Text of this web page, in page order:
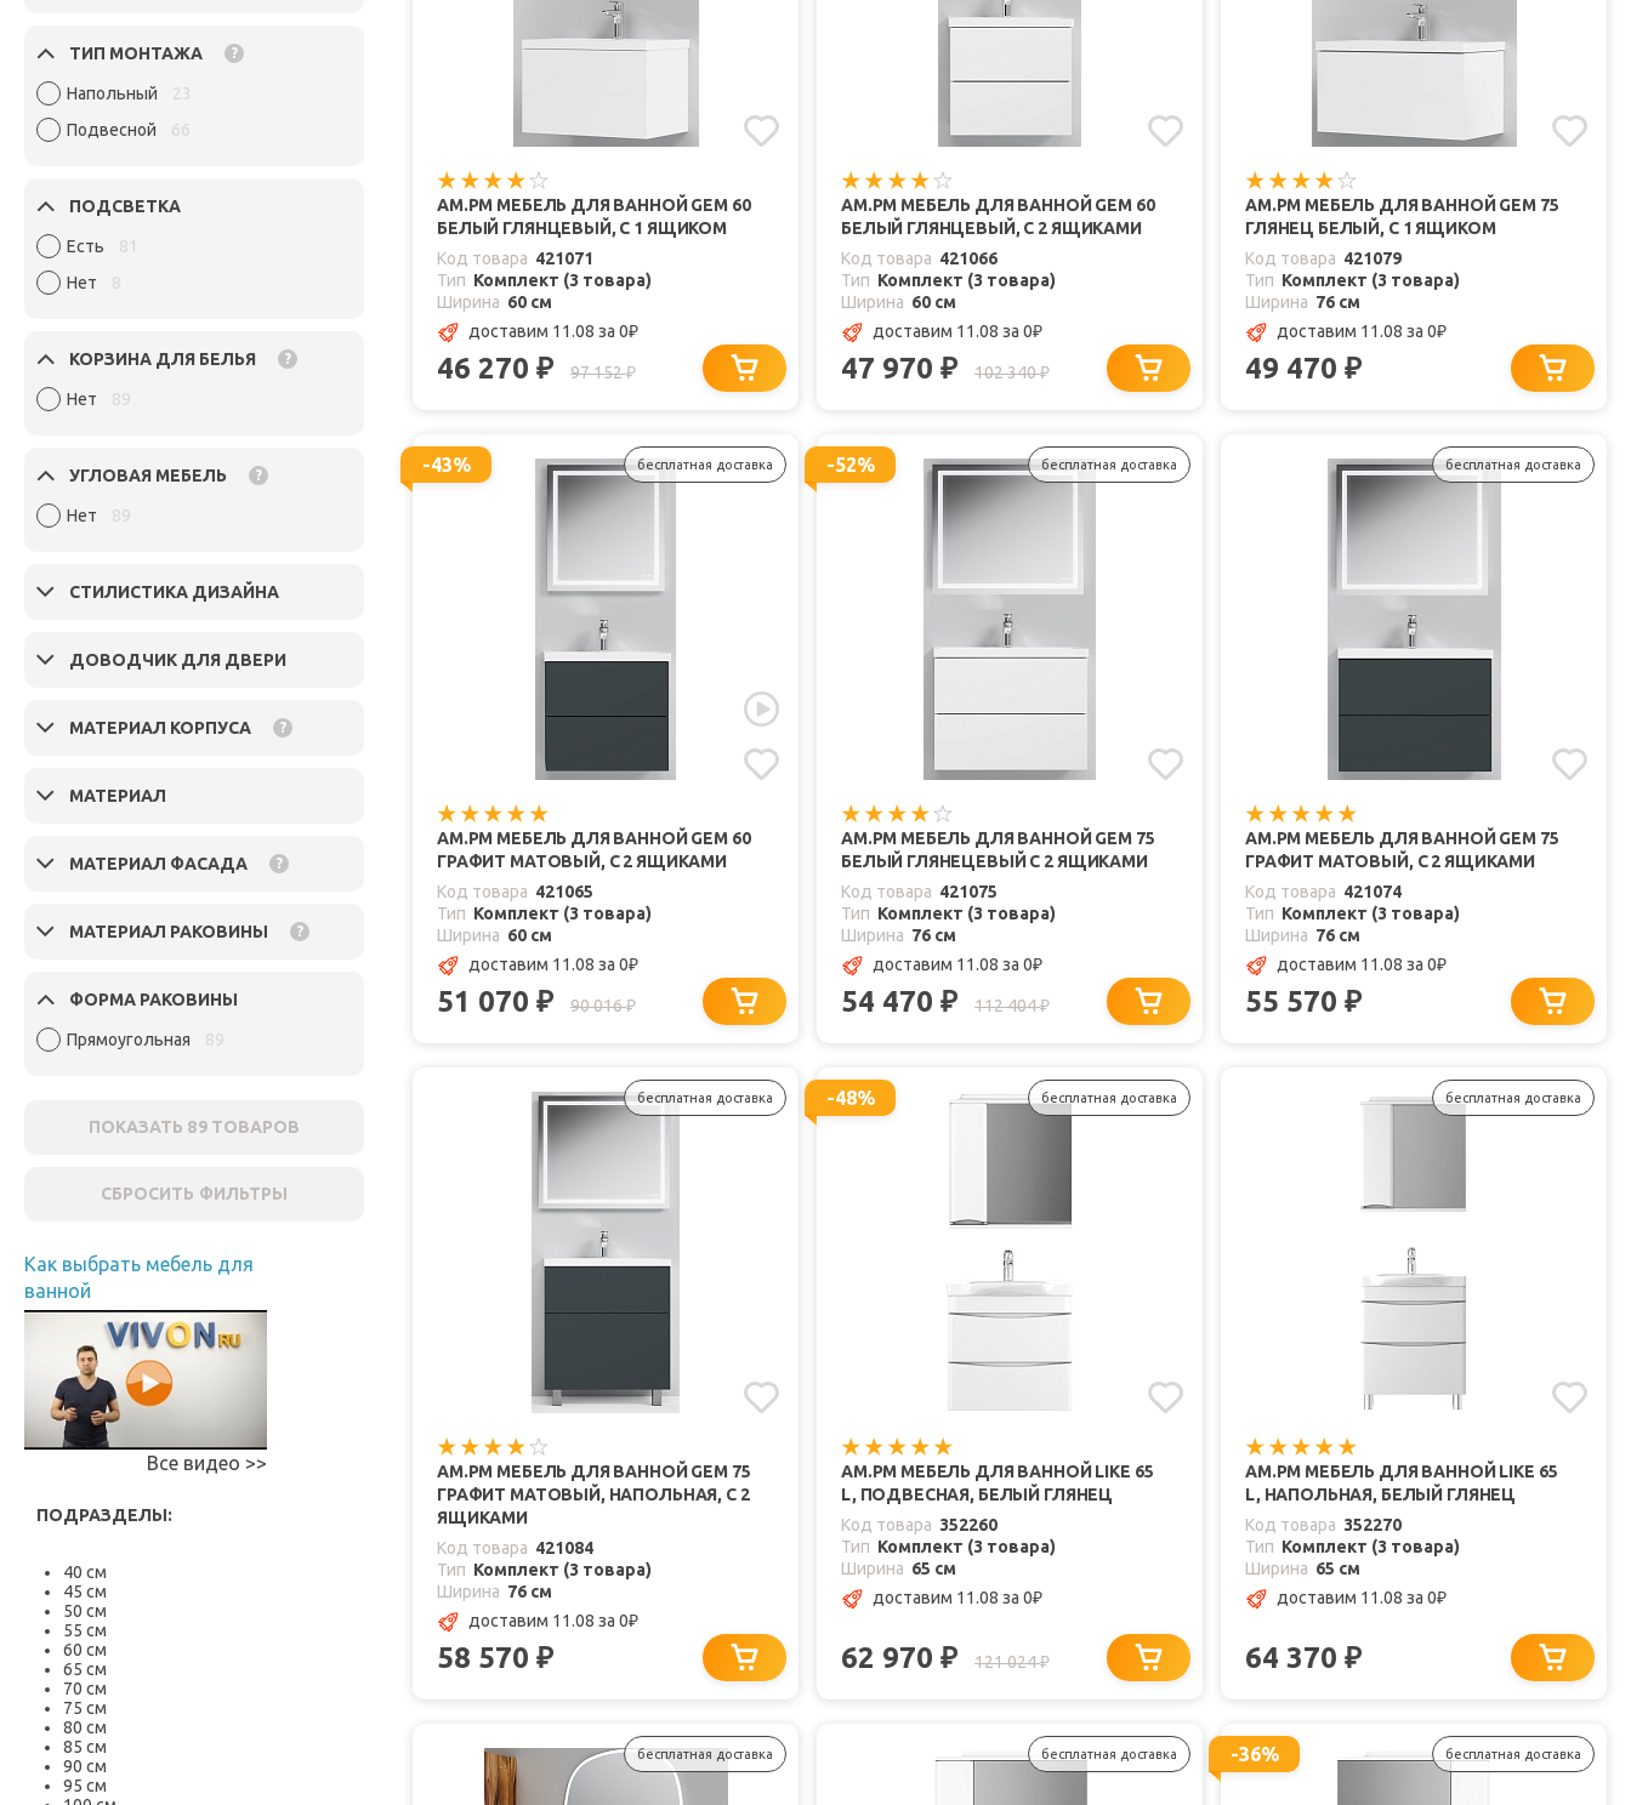
ТИП МОНТАЖА ?
Напольный
23
Подвесной
66
ПОДСВЕТКА
Есть
81
Нет
8
КОРЗИНА ДЛЯ БЕЛЬЯ ?
Нет 89
УГЛОВАЯ МЕБЕЛЬ ?
Нет 89
СТИЛИСТИКА ДИЗАЙНА
ДОВОДЧИК ДЛЯ ДВЕРИ
МАТЕРИАЛ КОРПУСА ?
МАТЕРИАЛ
МАТЕРИАЛ ФАСАДА ?
МАТЕРИАЛ РАКОВИНЫ ?
ФОРМА РАКОВИНЫ
Прямоугольная 89
ПОКАЗАТЬ 89 ТОВАРОВ
СБРОСИТЬ ФИЛЬТРЫ
Как выбрать мебель для
ванной
Все видео >>
ПОДРАЗДЕЛЫ:
40 см
45 см
50 см
55 см
60 см
65 см
70 см
75 см
80 см
85 см
90 см
95 см
AM.PM МЕБЕЛЬ ДЛЯ ВАННОЙ GEM 60
БЕЛЫЙ ГЛЯНЦЕВЫЙ, С 1 ЯЩИКОМ
Код товара 421071
Тип Комплект (3 товара)
Ширина 60 см
доставим 11.08 за 0₽
46 270 ₽ 97 152₽
AM.PM МЕБЕЛЬ ДЛЯ ВАННОЙ GEM 60
БЕЛЫЙ ГЛЯНЦЕВЫЙ, С 2 ЯЩИКАМИ
Код товара 421066
Тип Комплект (3 товара)
Ширина 60 см
доставим 11.08 за 0₽
47 970 ₽ 102 340₽
AM.PM МЕБЕЛЬ ДЛЯ ВАННОЙ GEM 75
ГЛЯНЕЦ БЕЛЫЙ, С 1 ЯЩИКОМ
Код товара 421079
Тип Комплект (3 товара)
Ширина 76 см
доставим 11.08 за 0₽
49 470 ₽
-43% бесплатная доставка
AM.PM МЕБЕЛЬ ДЛЯ ВАННОЙ GEM 60
ГРАФИТ МАТОВЫЙ, С 2 ЯЩИКАМИ
Код товара 421065
Тип Комплект (3 товара)
Ширина 60 см
доставим 11.08 за 0₽
51 070 ₽ 90 016₽
-52% бесплатная доставка
AM.PM МЕБЕЛЬ ДЛЯ ВАННОЙ GEM 75
БЕЛЫЙ ГЛЯНЕЦЕВЫЙ С 2 ЯЩИКАМИ
Код товара 421075
Тип Комплект (3 товара)
Ширина 76 см
доставим 11.08 за 0₽
54 470 ₽ 112 404₽
бесплатная доставка
AM.PM МЕБЕЛЬ ДЛЯ ВАННОЙ GEM 75
ГРАФИТ МАТОВЫЙ, С 2 ЯЩИКАМИ
Код товара 421074
Тип Комплект (3 товара)
Ширина 76 см
доставим 11.08 за 0₽
55 570 ₽
бесплатная доставка
AM.PM МЕБЕЛЬ ДЛЯ ВАННОЙ GEM 75
ГРАФИТ МАТОВЫЙ, НАПОЛЬНАЯ, С 2
ЯЩИКАМИ
Код товара 421084
Тип Комплект (3 товара)
Ширина 76 см
доставим 11.08 за 0₽
58 570 ₽
-48% бесплатная доставка
AM.PM МЕБЕЛЬ ДЛЯ ВАННОЙ LIKE 65
L, ПОДВЕСНАЯ, БЕЛЫЙ ГЛЯНЕЦ
Код товара 352260
Тип Комплект (3 товара)
Ширина 65 см
доставим 11.08 за 0₽
62 970 ₽ 121 024₽
бесплатная доставка
AM.PM МЕБЕЛЬ ДЛЯ ВАННОЙ LIKE 65
L, НАПОЛЬНАЯ, БЕЛЫЙ ГЛЯНЕЦ
Код товара 352270
Тип Комплект (3 товара)
Ширина 65 см
доставим 11.08 за 0₽
64 370 ₽
бесплатная доставка бесплатная доставка -36% бесплатная доставка